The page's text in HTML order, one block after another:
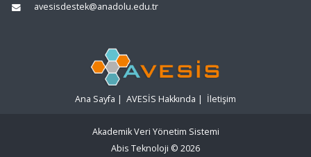
avesisdestek@anadolu.edu.tr
Ana Sayfa | AVESİS Hakkında | İletişim
Akademik Veri Yönetim Sistemi
Abis Teknoloji © 2026